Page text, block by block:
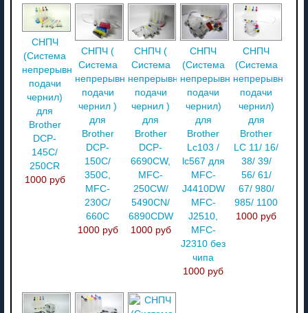
СНПЧ
(Система
непрерывной
подачи
чернил)
для
Brother
DCP-
145C/
250CR
1000 руб
СНПЧ (
Система
непрерывной
подачи
чернил )
для
Brother
DCP-
150C/
350C,
MFC-
230C/
660C
1000 руб
СНПЧ (
Система
непрерывной
подачи
чернил )
для
Brother
DCP-
6690CW,
MFC-
250CW/
5490CN/
6890CDW
1000 руб
СНПЧ
(Система
непрерывной
подачи
чернил)
для
Brother
Lc103 /
lc567 для
MFC-
J4410DW
MFC-
J2510,
MFC-
J2310 без
чипа
1000 руб
СНПЧ
(Система
непрерывной
подачи
чернил)
для
Brother
LС 11/ 16/
38/ 39/
56/ 61/
67/ 980/
985/ 1100
1000 руб